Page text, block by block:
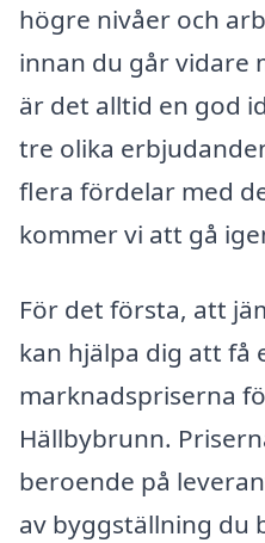
högre nivåer och
innan du går vidare
är det alltid en god
tre olika
flera fördelar med
kommer vi att gå
För det första, att
kan hjälpa dig att få
marknadspriserna
Hällbybrunn.
beroende på
av byggställning du